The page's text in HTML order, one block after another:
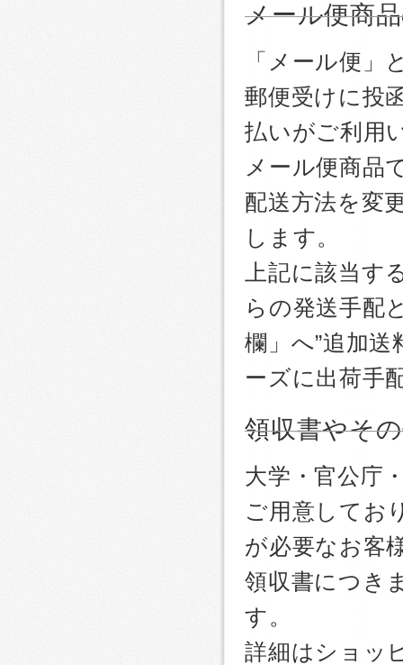
メール便商
「メール便」
郵便受けに投
払いがご利用
メール便商品
配送方法を変
します。
上記に該当
らの発送手配
欄」へ”追加
ーズに出荷手
領収書やそ
大学・官公庁
ご用意してお
が必要なお客
領収書につき
す。
詳細はショッ